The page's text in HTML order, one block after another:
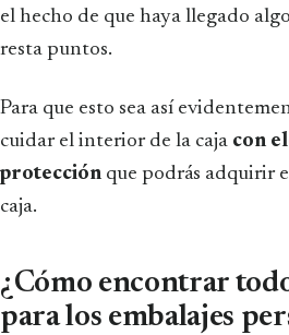
el hecho de que haya llegado
resta puntos.
Para que esto sea así
cuidar el interior de la caja con
protección que podrás adquirir
caja.
¿Cómo encontrar
para los embalajes